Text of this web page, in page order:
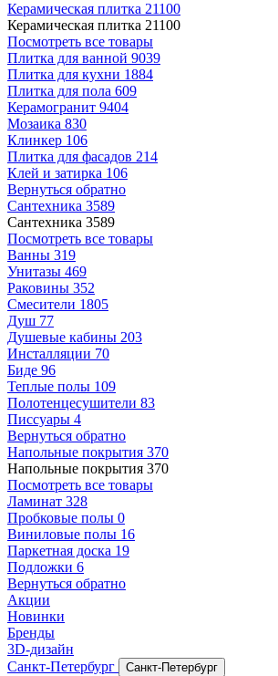
Керамическая плитка 21100
Керамическая плитка 21100
Посмотреть все товары
Плитка для ванной 9039
Плитка для кухни 1884
Плитка для пола 609
Керамогранит 9404
Мозаика 830
Клинкер 106
Плитка для фасадов 214
Клей и затирка 106
Вернуться обратно
Сантехника 3589
Сантехника 3589
Посмотреть все товары
Ванны 319
Унитазы 469
Раковины 352
Смесители 1805
Душ 77
Душевые кабины 203
Инсталляции 70
Биде 96
Теплые полы 109
Полотенцесушители 83
Писсуары 4
Вернуться обратно
Напольные покрытия 370
Напольные покрытия 370
Посмотреть все товары
Ламинат 328
Пробковые полы 0
Виниловые полы 16
Паркетная доска 19
Подложки 6
Вернуться обратно
Акции
Новинки
Бренды
3D-дизайн
Санкт-Петербург
Санкт-Петербург